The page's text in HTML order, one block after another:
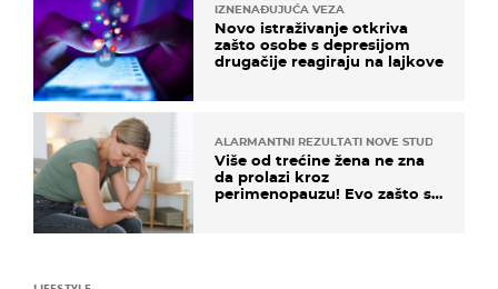
IZNENAĐUJUĆA VEZA
Novo istraživanje otkriva
zašto osobe s depresijom
drugačije reagiraju na lajkove
ALARMANTNI REZULTATI NOVE STUDIJE
Više od trećine žena ne zna
da prolazi kroz
perimenopauzu! Evo zašto su